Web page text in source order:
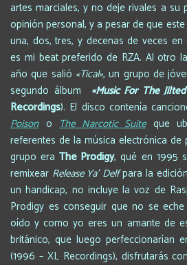
artes marciales, y no deje rivales a su
opinión personal, y a pesar de que
una, dos, tres, y decenas de veces
es mi beat preferido de RZA. Al otro
año que salió «Tical», un grupo de
segundo álbum «Music For The
Recordings). El disco contenía
PoisonoThe Narcotic Suiteque
referentes de la música electrónica de
grupo eraThe Prodigy, qué en 1995
remixear Release Ya’ Delfpara la
un handicap, no incluye la voz de
Prodigy es conseguir que no se
oído y como yo eres un amante de
británico, que luego perfeccionarían
(1996 – XL Recordings), disfrutarás